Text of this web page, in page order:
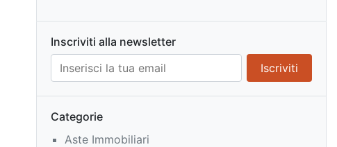
Inscriviti alla newsletter
Categorie
Aste Immobiliari